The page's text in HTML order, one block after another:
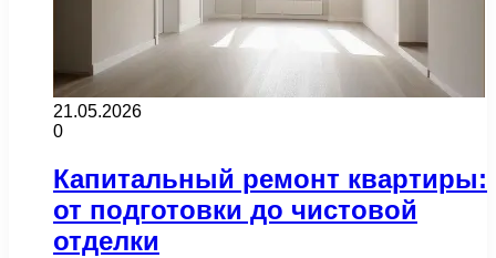
21.05.2026
0
Капитальный ремонт квартиры:
от подготовки до чистовой
отделки